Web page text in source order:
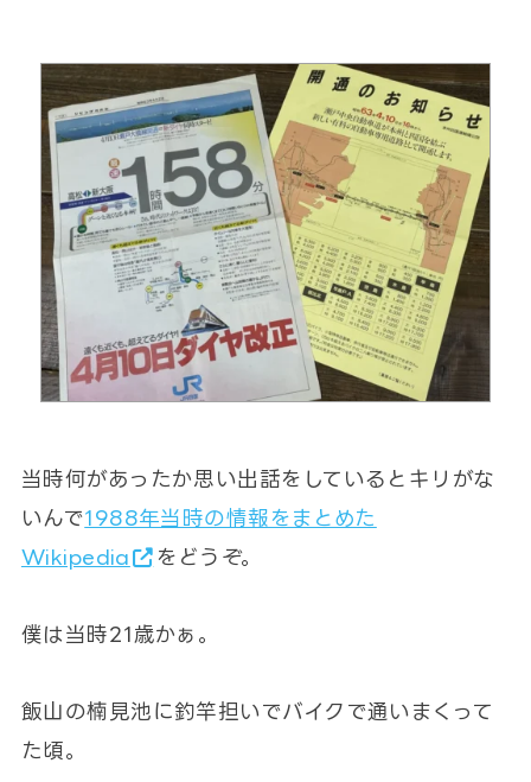
当時何があったか思い出話をしているとキリがな
いんで1988年当時の情報をまとめた
Wikipedia
をどうぞ。
僕は当時21歳かぁ。
飯山の楠見池に釣竿担いでバイクで通いまくって
た頃。